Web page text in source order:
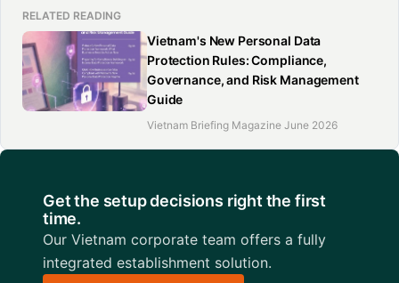
RELATED READING
Vietnam's New Personal Data
Protection Rules: Compliance,
Governance, and Risk Management
Guide
Vietnam Briefing Magazine June 2026
Get the setup decisions right the first
time.
Our Vietnam corporate team offers a fully
integrated establishment solution.